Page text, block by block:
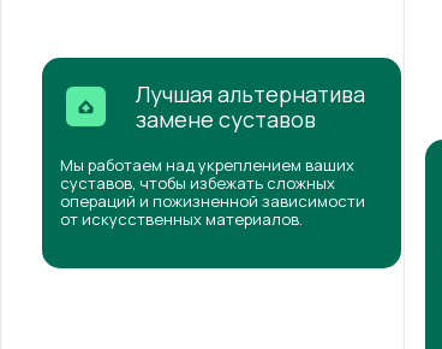
Лучшая альтернатива
замене суставов
Мы работаем над укреплением ваших
суставов, чтобы избежать сложных
операций и пожизненной зависимости
от искусственных материалов.